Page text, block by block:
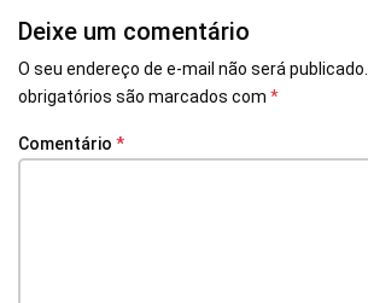
Deixe um comentário
O seu endereço de e-mail não será publicado.
obrigatórios são marcados com *
Comentário *